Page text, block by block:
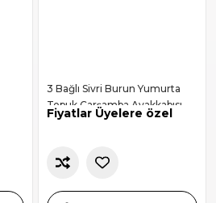
3 Bağlı Sivri Burun Yumurta
Topuk Çarşamba Ayakkabısı
Fiyatlar Üyelere özel